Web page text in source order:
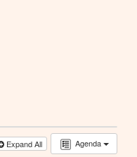
Agenda
Expand All